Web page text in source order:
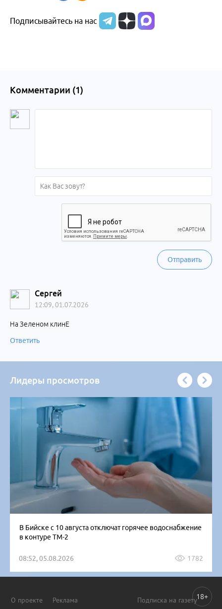
Подписывайтесь на нас
Комментарии (1)
Отправить
Сергей
12:09, 01.07.2026
На Зеленом клинЕ
Ответить
Лидеры просмотров
В Бийске с 10 августа отключат горячее водоснабжение
в контуре ТМ-2
08:52, 05.08.2026 1782
О проекте Реклама Подписка на газету18+